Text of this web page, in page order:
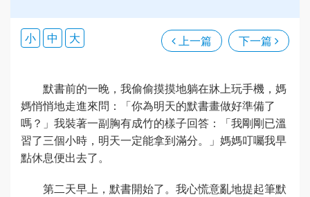
上一篇 下一篇
小 中 大
默書前的一晚，我偷偷摸摸地躺在牀上玩手機，媽
媽悄悄地走進來問：「你為明天的默書畫做好準備了
嗎？」我裝著一副胸有成竹的樣子回答：「我剛剛已溫
習了三個小時，明天一定能拿到滿分。」媽媽叮囑我早
點休息便出去了。
第二天早上，默書開始了。我心慌意亂地提起筆默